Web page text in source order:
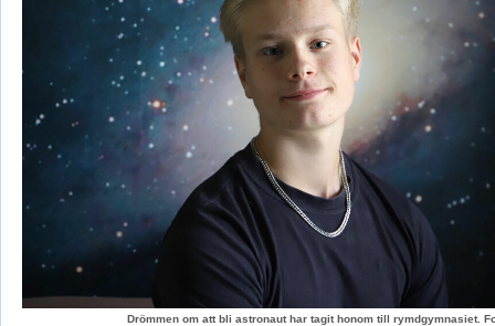
Drömmen om att bli astronaut har tagit honom till rymdgymnasiet.